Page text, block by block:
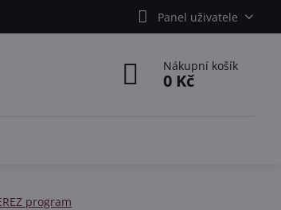
Panel uživatele
Nákupní košík
0 Kč
program